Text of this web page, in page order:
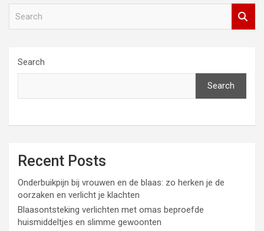
Search
Search
Recent Posts
Onderbuikpijn bij vrouwen en de blaas: zo herken je de
oorzaken en verlicht je klachten
Blaasontsteking verlichten met omas beproefde
huismiddeltjes en slimme gewoonten